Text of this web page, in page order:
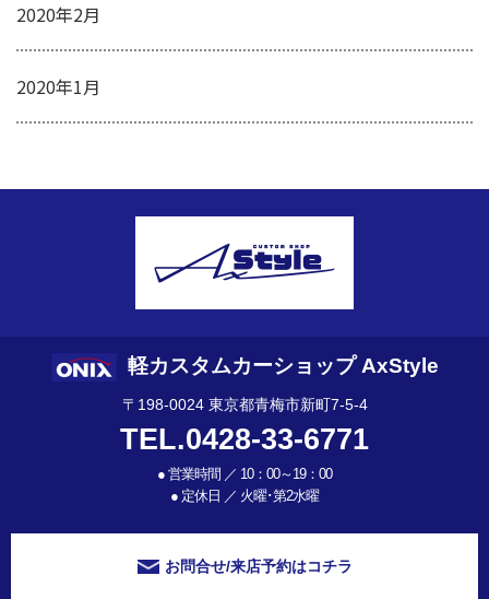
2020年2月
2020年1月
軽カスタムカーショップ AxStyle
〒198-0024 東京都青梅市新町7-5-4
TEL.0428-33-6771
● 営業時間 ／ 10：00～19：00
● 定休日 ／ 火曜･第2水曜
お問合せ/来店予約はコチラ